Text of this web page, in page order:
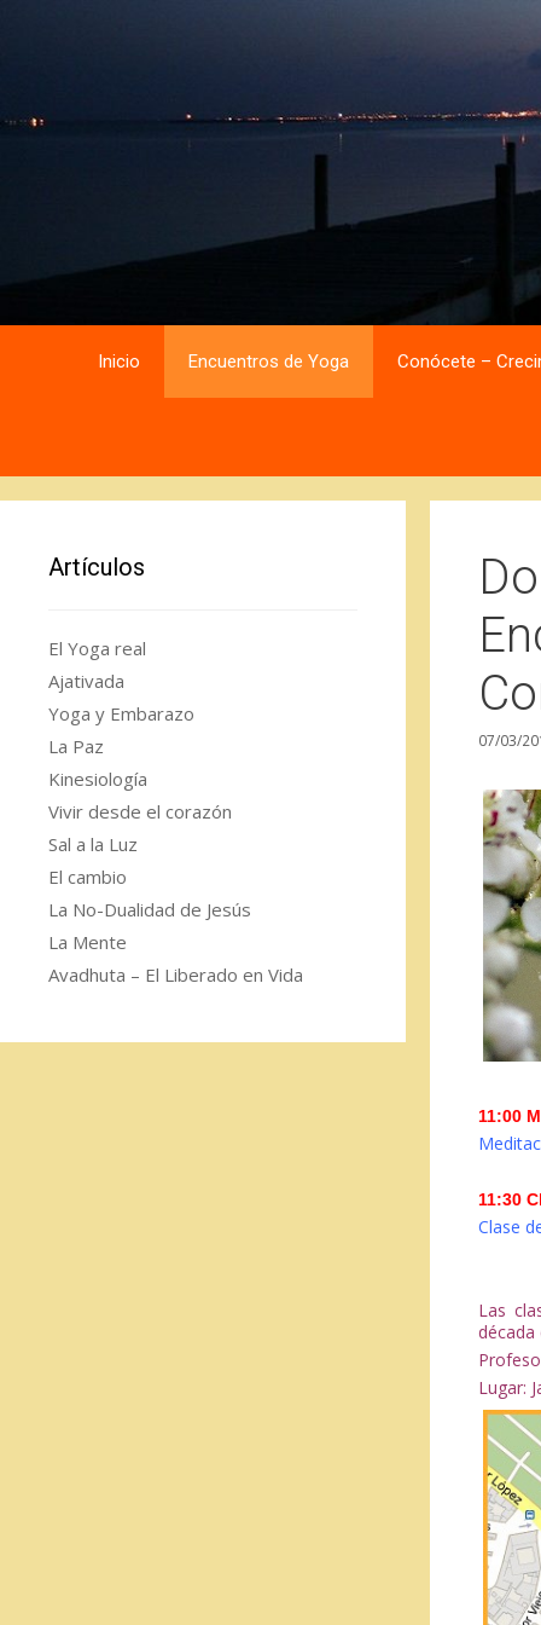
Inicio Encuentros de Yoga Conócete –
07/03/
11:00
11:30
Clase
Las
década
Lugar:
Artículos
El Yoga real
Ajativada
Yoga y Embarazo
La Paz
Kinesiología
Vivir desde el corazón
Sal a la Luz
El cambio
La No-Dualidad de Jesús
La Mente
Avadhuta – El Liberado en Vida